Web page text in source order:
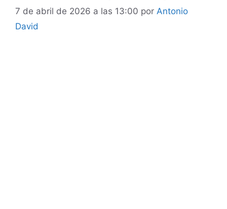
7 de abril de 2026 a las 13:00 por Antonio
David